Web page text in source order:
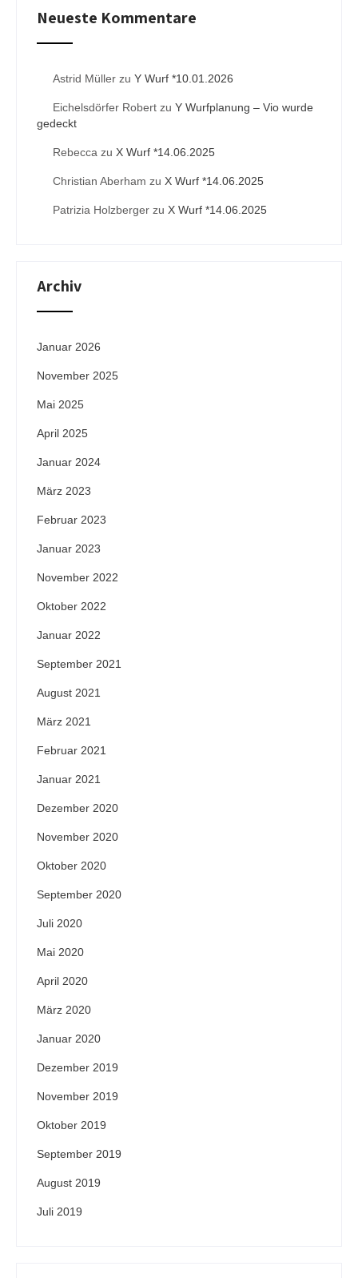
Neueste Kommentare
Astrid Müller zu Y Wurf *10.01.2026
Eichelsdörfer Robert zu Y Wurfplanung – Vio wurde
gedeckt
Rebecca zu X Wurf *14.06.2025
Christian Aberham zu X Wurf *14.06.2025
Patrizia Holzberger zu X Wurf *14.06.2025
Archiv
Januar 2026
November 2025
Mai 2025
April 2025
Januar 2024
März 2023
Februar 2023
Januar 2023
November 2022
Oktober 2022
Januar 2022
September 2021
August 2021
März 2021
Februar 2021
Januar 2021
Dezember 2020
November 2020
Oktober 2020
September 2020
Juli 2020
Mai 2020
April 2020
März 2020
Januar 2020
Dezember 2019
November 2019
Oktober 2019
September 2019
August 2019
Juli 2019